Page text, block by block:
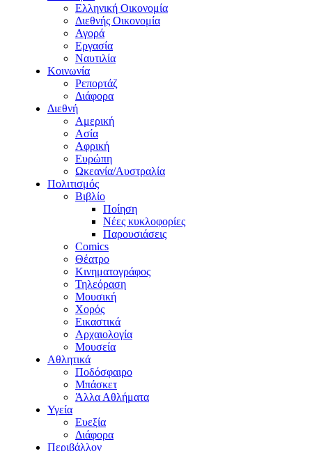
Ελληνική Οικονομία
Διεθνής Οικονομία
Αγορά
Εργασία
Ναυτιλία
Κοινωνία
Ρεπορτάζ
Διάφορα
Διεθνή
Αμερική
Ασία
Αφρική
Ευρώπη
Ωκεανία/Αυστραλία
Πολιτισμός
Βιβλίο
Ποίηση
Νέες κυκλοφορίες
Παρουσιάσεις
Comics
Θέατρο
Κινηματογράφος
Τηλεόραση
Μουσική
Χορός
Εικαστικά
Αρχαιολογία
Μουσεία
Αθλητικά
Ποδόσφαιρο
Μπάσκετ
Άλλα Αθλήματα
Υγεία
Ευεξία
Διάφορα
Περιβάλλον